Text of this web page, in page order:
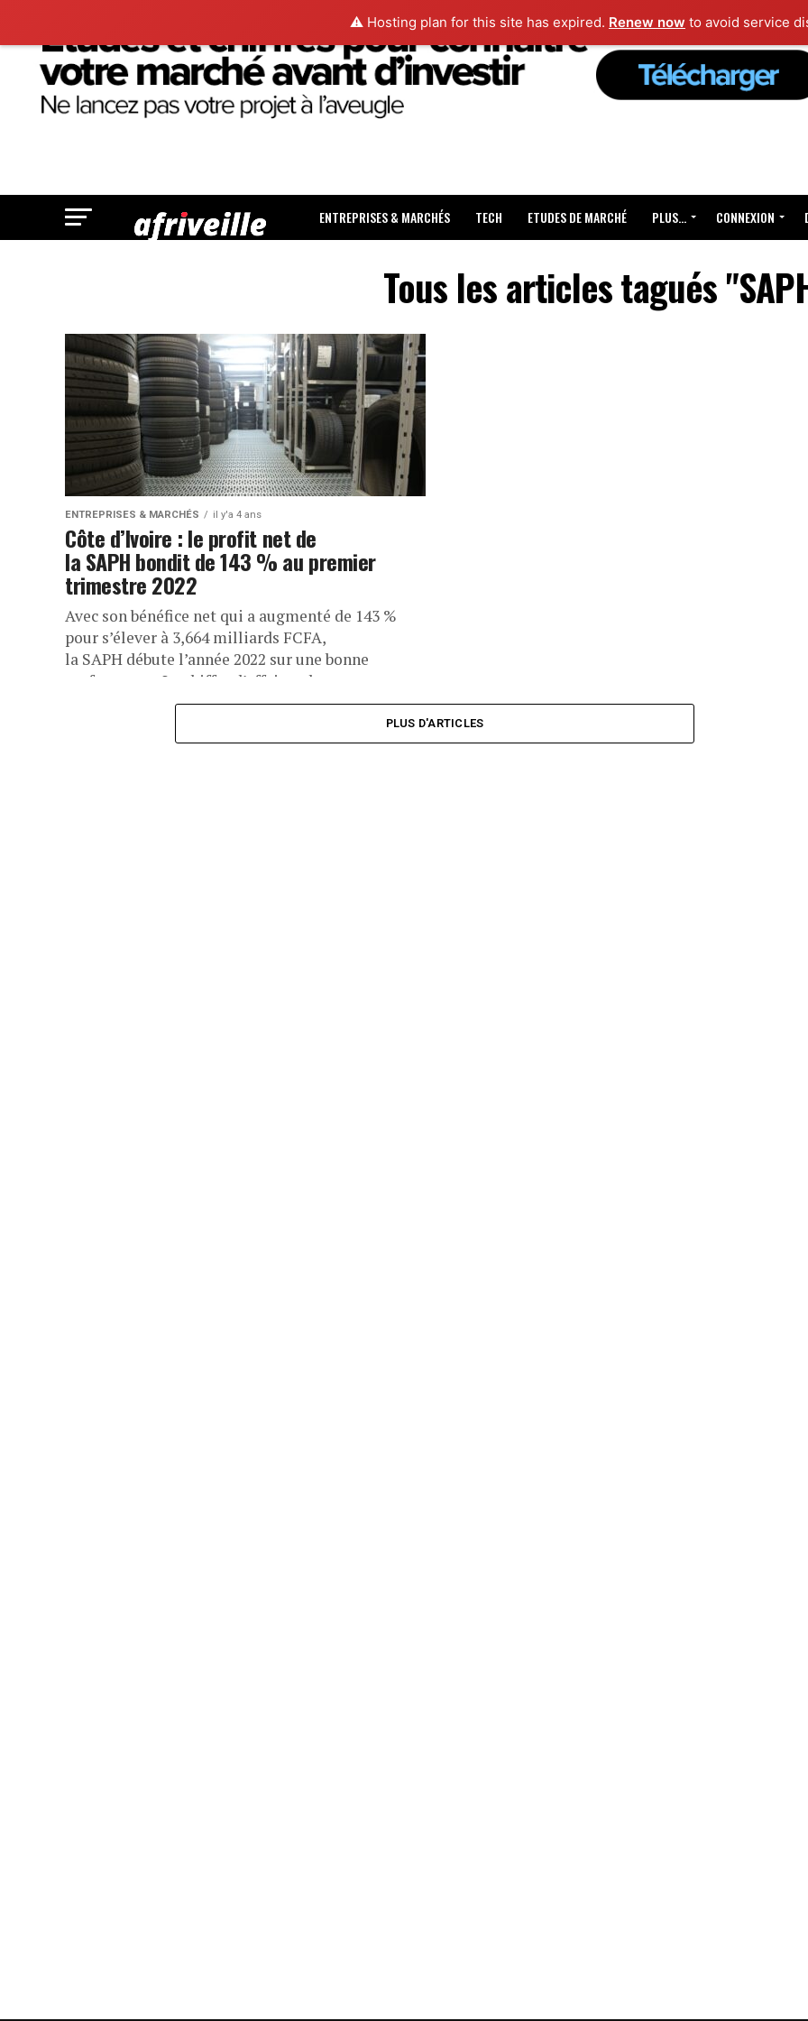
⚠️ Hosting plan for this site has expired. Renew now to avoid service
ENTREPRISES & MARCHÉS TECH ETUDES DE MARCHÉ PLUS… CONNEXION
Tous les articles tagués
ENTREPRISES & MARCHÉS il y'a 4 ans
Côte d’Ivoire : le profit net de
la SAPH bondit de 143 % au premier
trimestre 2022
Avec son bénéfice net qui a augmenté de 143 %
pour s’élever à 3,664 milliards FCFA,
la SAPH débute l’année 2022 sur une bonne
performance. Le chiffre d’affaires de...
PLUS D'ARTICLES